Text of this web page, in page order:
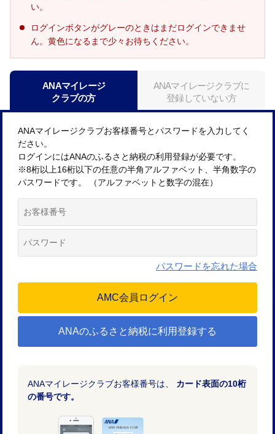
い。
ログインボタンがグレーのときはまだログインできませ
ん。黄色になるまで少々お待ちください。
ANAマイレージ
クラブの方
ANAマイレージクラブに
登録していない方
ANAマイレージクラブお客様番号とパスワードを入力してく
ださい。
ログインにはANAのふるさと納税の利用登録が必要です。
※8桁以上16桁以下の任意の半角アルファベット、半角数字の
パスワードです。 （アルファベットと数字の混在）
パスワードを忘れた場合
ANAのふるさと納税に利用登録する
ANAマイレージクラブお客様番号は、 カード表面の10桁
の番号です。